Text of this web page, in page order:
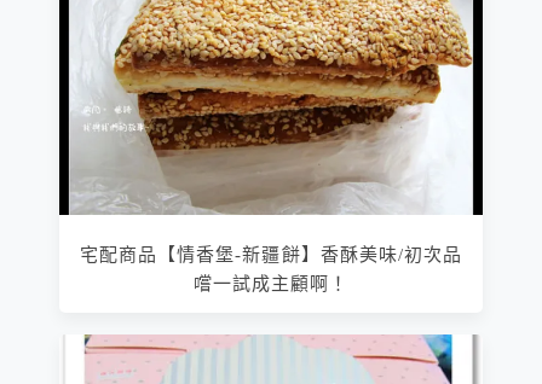
宅配商品【情香堡-新疆餅】香酥美味/初次品
嚐一試成主顧啊！